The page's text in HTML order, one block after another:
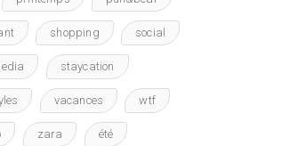
shopping social
staycation
vacances wtf
zara été